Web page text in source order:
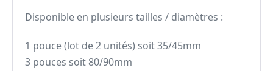
Disponible en plusieurs tailles / diamètres :
1 pouce (lot de 2 unités) soit 35/45mm
3 pouces soit 80/90mm